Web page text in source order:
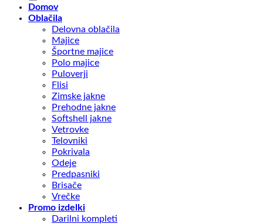
Domov
Oblačila
Delovna oblačila
Majice
Športne majice
Polo majice
Puloverji
Flisi
Zimske jakne
Prehodne jakne
Softshell jakne
Vetrovke
Telovniki
Pokrivala
Odeje
Predpasniki
Brisače
Vrečke
Promo izdelki
Darilni kompleti